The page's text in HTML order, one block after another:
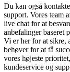
Du kan også
support. Vores team
live chat for at
anbefalinger baseret
Vi er her for at sikre,
behøver for at få
vores højeste
kundeservice og